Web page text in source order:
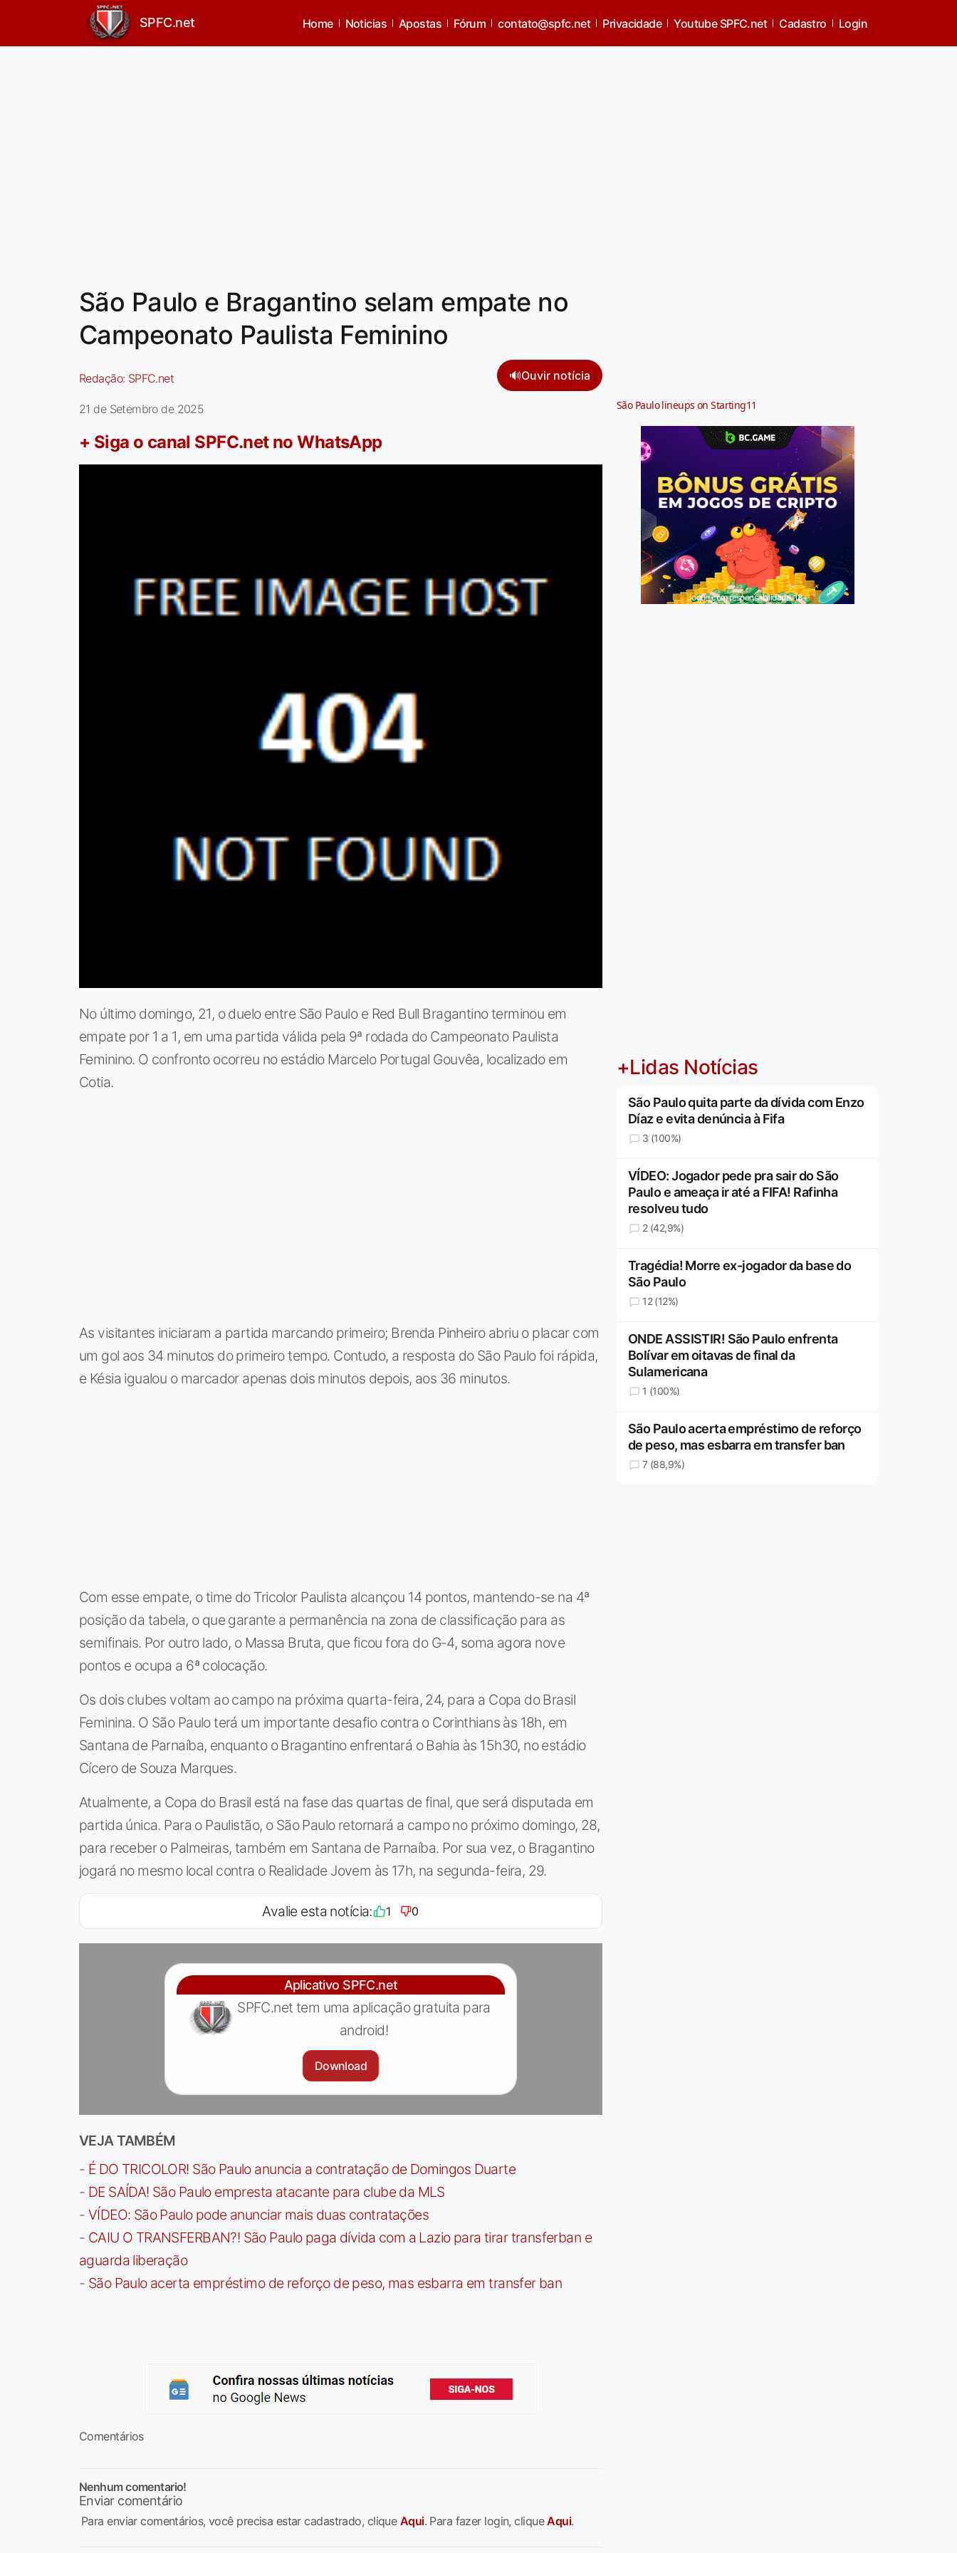
SPFC.net Home Noticias Apostas Fórum contato@spfc.net Privacidade Youtube SPFC.net Cadastro Login
São Paulo e Bragantino selam empate no
Campeonato Paulista Feminino
Redação: SPFC.net 🔊Ouvir notícia
21 de Setembro de 2025
+ Siga o canal SPFC.net no WhatsApp
No último domingo, 21, o duelo entre São Paulo e Red Bull Bragantino terminou em
empate por 1 a 1, em uma partida válida pela 9ª rodada do Campeonato Paulista
Feminino. O confronto ocorreu no estádio Marcelo Portugal Gouvêa, localizado em
Cotia.
As visitantes iniciaram a partida marcando primeiro; Brenda Pinheiro abriu o placar com
um gol aos 34 minutos do primeiro tempo. Contudo, a resposta do São Paulo foi rápida,
e Késia igualou o marcador apenas dois minutos depois, aos 36 minutos.
Com esse empate, o time do Tricolor Paulista alcançou 14 pontos, mantendo-se na 4ª
posição da tabela, o que garante a permanência na zona de classificação para as
semifinais. Por outro lado, o Massa Bruta, que ficou fora do G-4, soma agora nove
pontos e ocupa a 6ª colocação.
Os dois clubes voltam ao campo na próxima quarta-feira, 24, para a Copa do Brasil
Feminina. O São Paulo terá um importante desafio contra o Corinthians às 18h, em
Santana de Parnaíba, enquanto o Bragantino enfrentará o Bahia às 15h30, no estádio
Cícero de Souza Marques.
Atualmente, a Copa do Brasil está na fase das quartas de final, que será disputada em
partida única. Para o Paulistão, o São Paulo retornará a campo no próximo domingo, 28,
para receber o Palmeiras, também em Santana de Parnaíba. Por sua vez, o Bragantino
jogará no mesmo local contra o Realidade Jovem às 17h, na segunda-feira, 29.
Avalie esta notícia: 1 0
Aplicativo SPFC.net
SPFC.net tem uma aplicação gratuita para
android!
Download
VEJA TAMBÉM
- É DO TRICOLOR! São Paulo anuncia a contratação de Domingos Duarte
- DE SAÍDA! São Paulo empresta atacante para clube da MLS
- VÍDEO: São Paulo pode anunciar mais duas contratações
- CAIU O TRANSFERBAN?! São Paulo paga dívida com a Lazio para tirar transferban e
aguarda liberação
- São Paulo acerta empréstimo de reforço de peso, mas esbarra em transfer ban
Comentários
Nenhum comentario!
Enviar comentário
Para enviar comentários, você precisa estar cadastrado, clique Aqui. Para fazer login, cliqueAqui.
São Paulo lineups on Starting11
Jogue com responsabilidade. 18+
+Lidas Notícias
São Paulo quita parte da dívida com Enzo
Díaz e evita denúncia à Fifa
3 (100%)
VÍDEO: Jogador pede pra sair do São
Paulo e ameaça ir até a FIFA! Rafinha
resolveu tudo
2 (42,9%)
Tragédia! Morre ex-jogador da base do
São Paulo
12 (12%)
ONDE ASSISTIR! São Paulo enfrenta
Bolívar em oitavas de final da
Sulamericana
1 (100%)
São Paulo acerta empréstimo de reforço
de peso, mas esbarra em transfer ban
7 (88,9%)